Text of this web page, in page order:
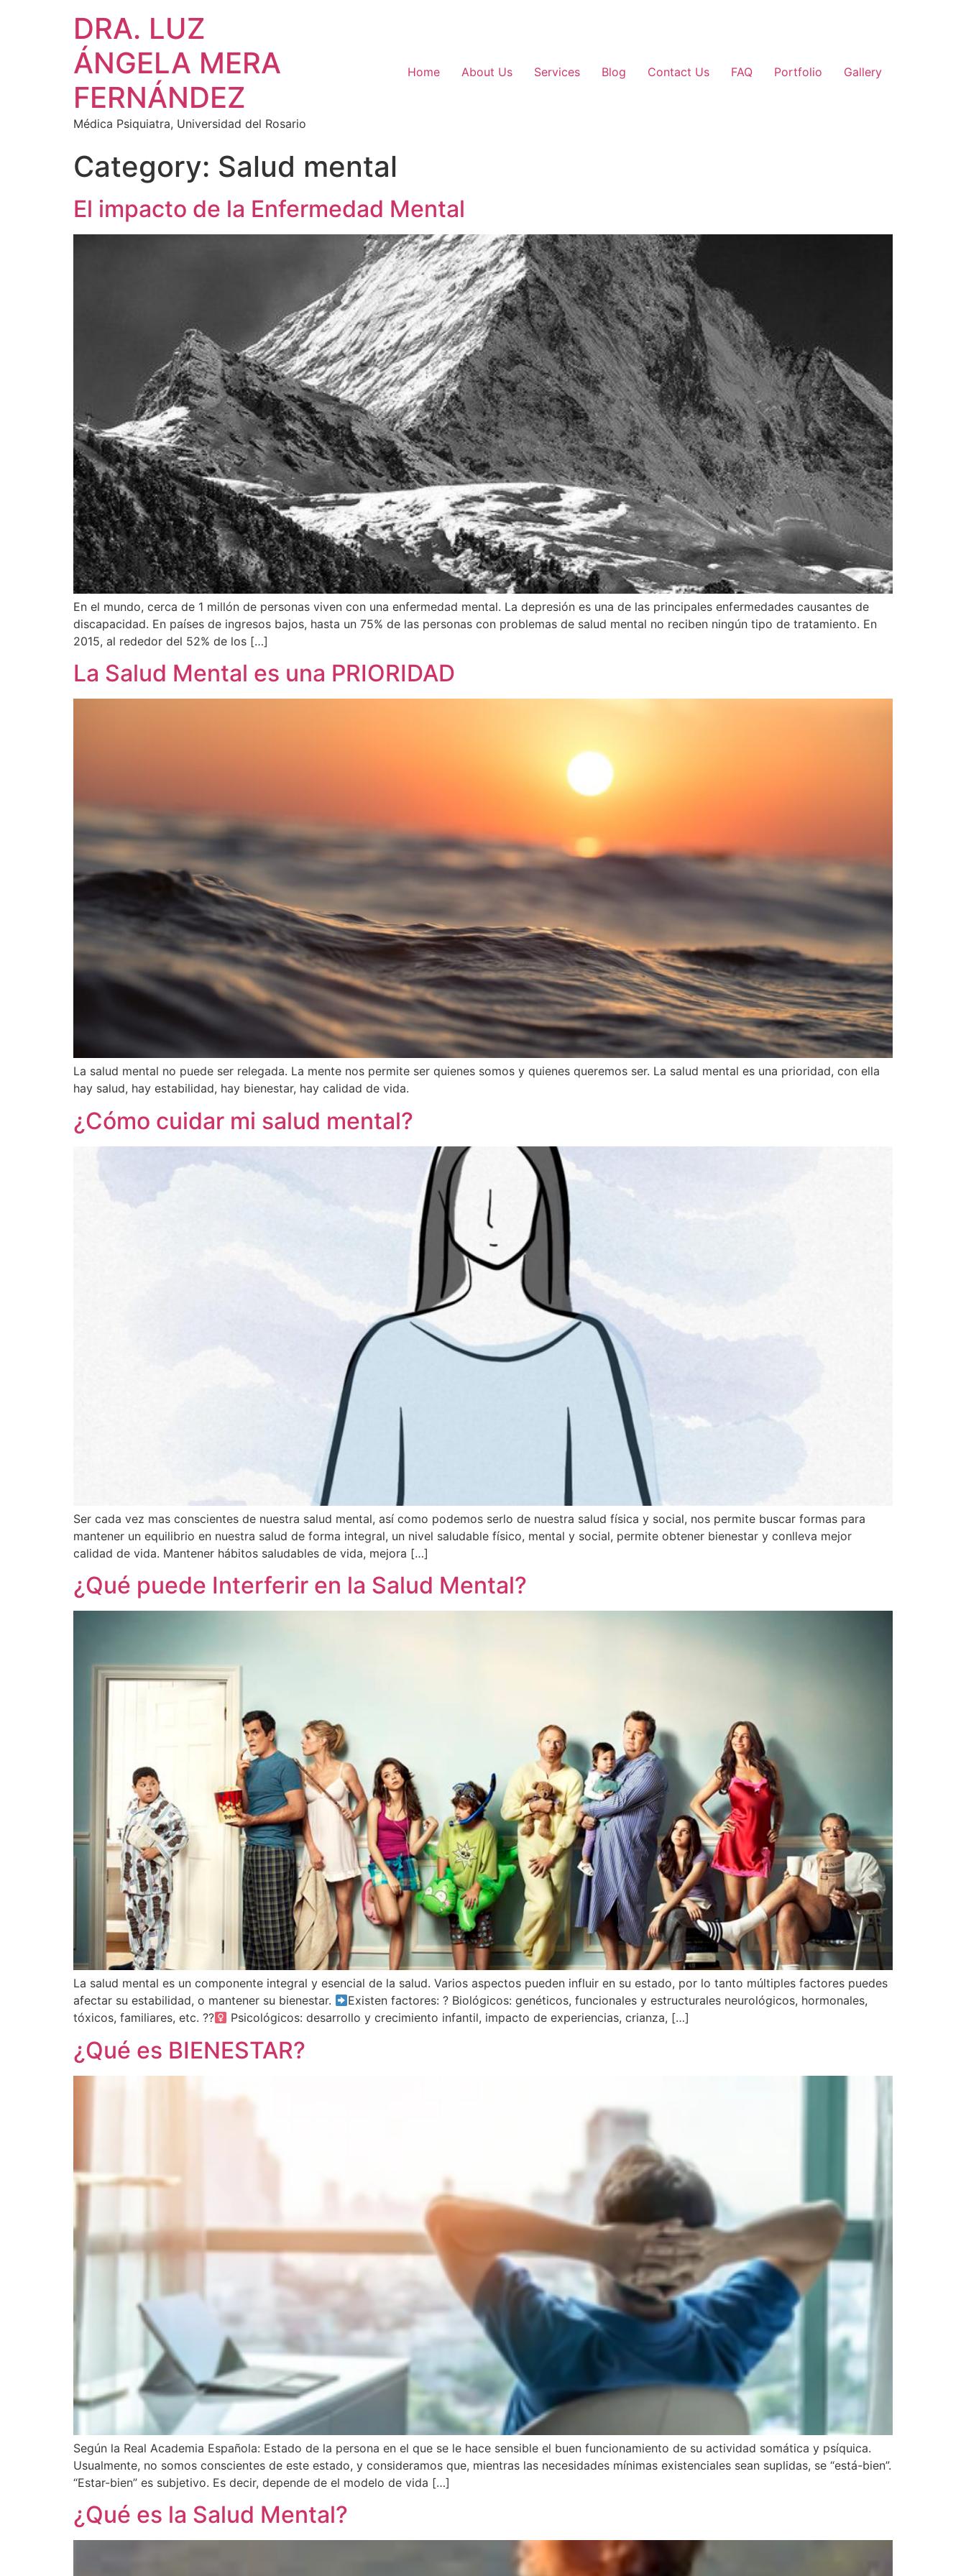
DRA. LUZ
ÁNGELA MERA
FERNÁNDEZ
Médica Psiquiatra, Universidad del Rosario
Home About Us Services Blog Contact Us FAQ Portfolio Gallery
Category: Salud mental
El impacto de la Enfermedad Mental
En el mundo, cerca de 1 millón de personas viven con una enfermedad mental. La depresión es una de las principales enfermedades causantes de
discapacidad. En países de ingresos bajos, hasta un 75% de las personas con problemas de salud mental no reciben ningún tipo de tratamiento. En
2015, al rededor del 52% de los […]
La Salud Mental es una PRIORIDAD
La salud mental no puede ser relegada. La mente nos permite ser quienes somos y quienes queremos ser. La salud mental es una prioridad, con ella
hay salud, hay estabilidad, hay bienestar, hay calidad de vida.
¿Cómo cuidar mi salud mental?
Ser cada vez mas conscientes de nuestra salud mental, así como podemos serlo de nuestra salud física y social, nos permite buscar formas para
mantener un equilibrio en nuestra salud de forma integral, un nivel saludable físico, mental y social, permite obtener bienestar y conlleva mejor
calidad de vida. Mantener hábitos saludables de vida, mejora […]
¿Qué puede Interferir en la Salud Mental?
La salud mental es un componente integral y esencial de la salud. Varios aspectos pueden influir en su estado, por lo tanto múltiples factores puedes
afectar su estabilidad, o mantener su bienestar.
Existen factores: ? Biológicos: genéticos, funcionales y estructurales neurológicos, hormonales,
tóxicos, familiares, etc. ??‍
Psicológicos: desarrollo y crecimiento infantil, impacto de experiencias, crianza, […]
¿Qué es BIENESTAR?
Según la Real Academia Española: Estado de la persona en el que se le hace sensible el buen funcionamiento de su actividad somática y psíquica.
Usualmente, no somos conscientes de este estado, y consideramos que, mientras las necesidades mínimas existenciales sean suplidas, se “está-bien”.
“Estar-bien” es subjetivo. Es decir, depende de el modelo de vida […]
¿Qué es la Salud Mental?